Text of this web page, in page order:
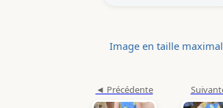
Image en taille